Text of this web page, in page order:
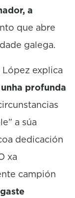
a
que abre
galega.
explica
profunda
a súa
dedicación
xa
campión